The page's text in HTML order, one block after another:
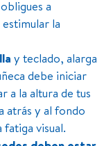
a
la
y teclado, alarga
debe iniciar
a la altura de tus
atrás y al fondo
visual.